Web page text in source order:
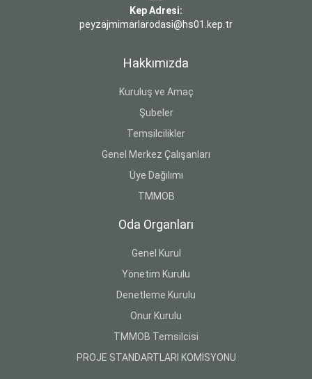
Kep Adresi:
peyzajmimarlarodasi@hs01.kep.tr
Hakkımızda
Kuruluş ve Amaç
Şubeler
Temsilcilikler
Genel Merkez Çalışanları
Üye Dağılımı
TMMOB
Oda Organları
Genel Kurul
Yönetim Kurulu
Denetleme Kurulu
Onur Kurulu
TMMOB Temsilcisi
PROJE STANDARTLARI KOMİSYONU